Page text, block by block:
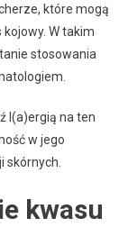
które mogą
W takim
stosowania
l(a)ergią na ten
w jego
skórnych.
kwasu